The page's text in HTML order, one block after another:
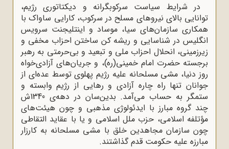
در شرایط سیاست سرکوبگرانه و دیکتاتوری رژیم،
توانایی بالای نیروهای مسلح در سرکوب، کارایی ساواک با
همکاری سازمان‌های سیا، موساد و اینتلیجنت سرویس
انگلیس در شناسایی و ریشه کن ساختن احزاب مخفی و
زیرزمینی، انحلال احزاب ملی و تبعید و بی‌حرمتی به رهبر
برجسته حضرت امام خمینی(ره)، و جریان‌های آزادی‌خواه
روز دنیا، مشی مسلحانه علیه رژیم پهلوی توسط عده‌ای از
جوانان تنها راه چاره آزادی و رهایی از رژیم وابسته و
ستمگر به حساب می‌آمد. بدین‌سان در دهه‌ی 1340ش
چند گروه‌ مبارز با ایدئولوژی مذهبی و چون هیئت‌های
مؤتلفه اسلامی، حزب ملل اسلامی و یا با عقاید التقاطی
چون سازمان مجاهدین خلق با مشی مسلحانه به کارزار
مبارزه علیه حکومت قدم گذاشتند.